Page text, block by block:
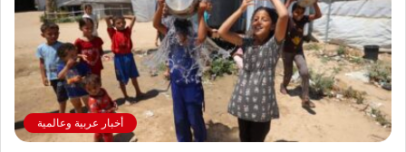
أخبار عربية وعالمية